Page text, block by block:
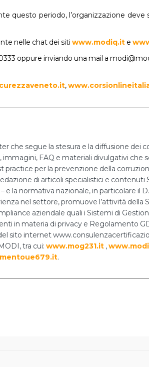
questo periodo, l’organizzazione
nelle chat dei siti www.modiq.it e
oppure inviando una mail a
,
che segue la stesura e la diffusione dei
FAQ e materiali divulgativi che
practice per la prevenzione della
di articoli specialistici e
e la normativa nazionale, in particolare il
nel settore, promuove l’attività
aziendale quali i Sistemi di
in materia di privacy e Regolamento
sito internet
tra cui: www.mog231.it ,
.